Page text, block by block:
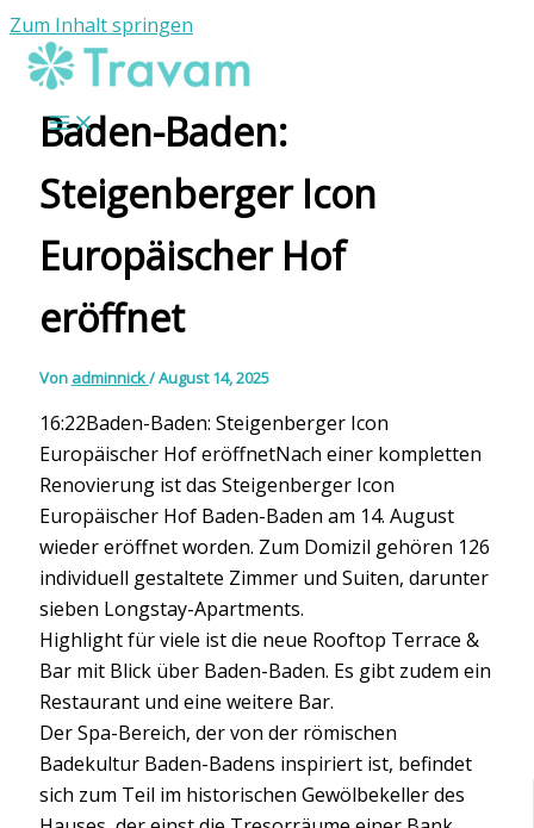
Zum Inhalt springen
Baden-Baden:
Steigenberger Icon
Europäischer Hof
eröffnet
Von adminnick/August 14, 2025
16:22Baden-Baden: Steigenberger Icon
Europäischer Hof eröffnetNach einer kompletten
Renovierung ist das Steigenberger Icon
Europäischer Hof Baden-Baden am 14. August
wieder eröffnet worden. Zum Domizil gehören 126
individuell gestaltete Zimmer und Suiten, darunter
sieben Longstay-Apartments.
Highlight für viele ist die neue Rooftop Terrace &
Bar mit Blick über Baden-Baden. Es gibt zudem ein
Restaurant und eine weitere Bar.
Der Spa-Bereich, der von der römischen
Badekultur Baden-Badens inspiriert ist, befindet
sich zum Teil im historischen Gewölbekeller des